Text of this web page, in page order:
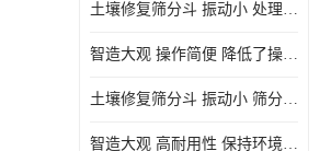
土壤修复筛分斗 振动小 处理能力大
智造大观 操作简便 降低了操作难度
土壤修复筛分斗 振动小 筛分效果可调节
智造大观 高耐用性 保持环境整洁